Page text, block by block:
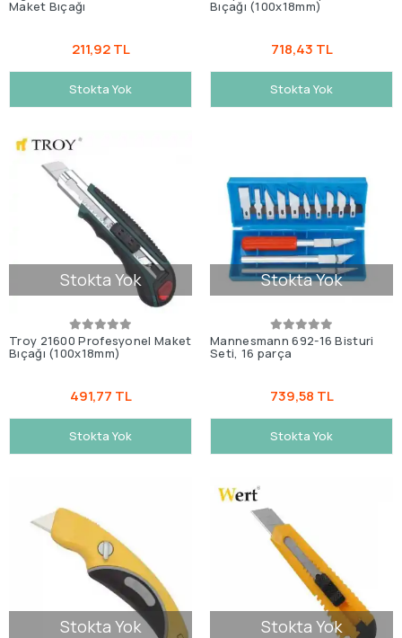
Maket Bıçağı
211,92 TL
Stokta Yok
Bıçağı (100x18mm)
718,43 TL
Stokta Yok
Stokta Yok
Troy 21600 Profesyonel Maket
Bıçağı (100x18mm)
491,77 TL
Stokta Yok
Stokta Yok
Mannesmann 692-16 Bisturi
Seti, 16 parça
739,58 TL
Stokta Yok
Stokta Yok Stokta Yok